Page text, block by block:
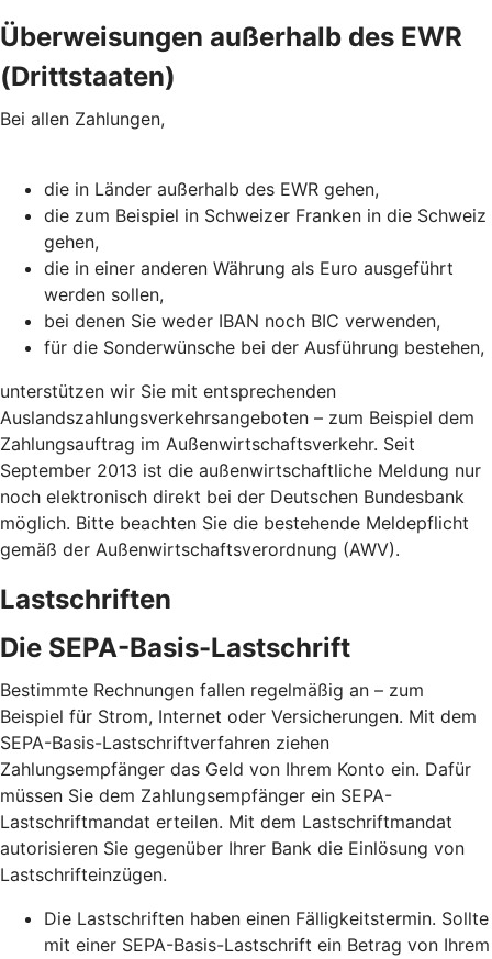
Überweisungen außerhalb des EWR
(Drittstaaten)
Bei allen Zahlungen,
die in Länder außerhalb des EWR gehen,
die zum Beispiel in Schweizer Franken in die Schweiz
gehen,
die in einer anderen Währung als Euro ausgeführt
werden sollen,
bei denen Sie weder IBAN noch BIC verwenden,
für die Sonderwünsche bei der Ausführung bestehen,
unterstützen wir Sie mit entsprechenden
Auslandszahlungsverkehrsangeboten – zum Beispiel dem
Zahlungsauftrag im Außenwirtschaftsverkehr. Seit
September 2013 ist die außenwirtschaftliche Meldung nur
noch elektronisch direkt bei der Deutschen Bundesbank
möglich. Bitte beachten Sie die bestehende Meldepflicht
gemäß der Außenwirtschaftsverordnung (AWV).
Lastschriften
Die SEPA-Basis-Lastschrift
Bestimmte Rechnungen fallen regelmäßig an – zum
Beispiel für Strom, Internet oder Versicherungen. Mit dem
SEPA-Basis-Lastschriftverfahren ziehen
Zahlungsempfänger das Geld von Ihrem Konto ein. Dafür
müssen Sie dem Zahlungsempfänger ein SEPA-
Lastschriftmandat erteilen. Mit dem Lastschriftmandat
autorisieren Sie gegenüber Ihrer Bank die Einlösung von
Lastschrifteinzügen.
Die Lastschriften haben einen Fälligkeitstermin. Sollte
mit einer SEPA-Basis-Lastschrift ein Betrag von Ihrem